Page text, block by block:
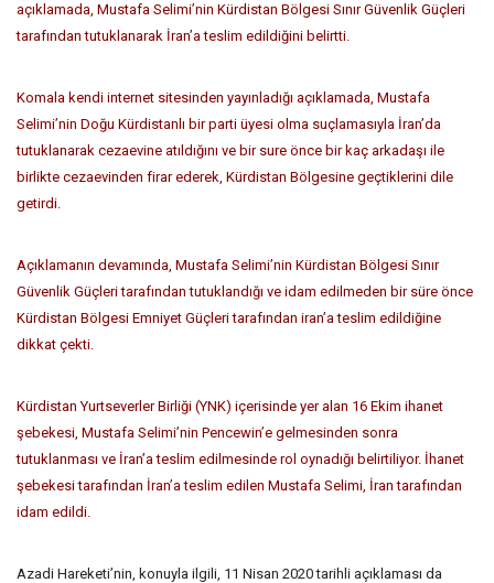
açıklamada, Mustafa Selimi’nin Kürdistan Bölgesi Sınır Güvenlik Güçleri
tarafından tutuklanarak İran’a teslim edildiğini belirtti.
Komala kendi internet sitesinden yayınladığı açıklamada, Mustafa
Selimi’nin Doğu Kürdistanlı bir parti üyesi olma suçlamasıyla İran’da
tutuklanarak cezaevine atıldığını ve bir sure önce bir kaç arkadaşı ile
birlikte cezaevinden firar ederek, Kürdistan Bölgesine geçtiklerini dile
getirdi.
Açıklamanın devamında, Mustafa Selimi’nin Kürdistan Bölgesi Sınır
Güvenlik Güçleri tarafından tutuklandığı ve idam edilmeden bir süre önce
Kürdistan Bölgesi Emniyet Güçleri tarafından iran’a teslim edildiğine
dikkat çekti.
Kürdistan Yurtseverler Birliği (YNK) içerisinde yer alan 16 Ekim ihanet
şebekesi, Mustafa Selimi’nin Pencewin’e gelmesinden sonra
tutuklanması ve İran’a teslim edilmesinde rol oynadığı belirtiliyor. İhanet
şebekesi tarafından İran’a teslim edilen Mustafa Selimi, İran tarafından
idam edildi.
Azadi Hareketi’nin, konuyla ilgili, 11 Nisan 2020 tarihli açıklaması da